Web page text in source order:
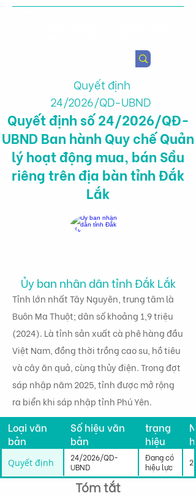
Quyết định
24/2026/QD-UBND
Quyết định số 24/2026/QĐ-
UBND Ban hành Quy chế Quản
lý hoạt động mua, bán Sầu
riêng trên địa bàn tỉnh Đắk
Lắk
Ủy ban nhân dân tỉnh Đắk Lắk
Tỉnh lớn nhất Tây Nguyên, trung tâm là
Buôn Ma Thuột; dân số khoảng 1,9 triệu
(2024). Là tỉnh sản xuất cà phê hàng đầu
Việt Nam, đồng thời trồng cao su, hồ tiêu
và cây ăn quả, cùng thủy điện. Trong đợt
sáp nhập năm 2025, tỉnh được mở rộng
ra biển khi sáp nhập tỉnh Phú Yên.
Loại văn
bản
Số hiệu văn
bản
trạng
hiệu
lực
Quyết định
24/2026/QD-
UBND
Đang có
hiệu lực
Tóm tắt